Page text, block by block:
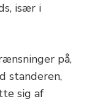
især i
på,
standeren,
sig af